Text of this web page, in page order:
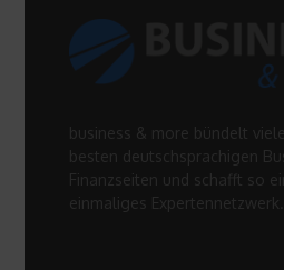
business & more bündelt
besten deutschsprachigen
Finanzseiten und schafft so
einmaliges Expertennetzwerk.